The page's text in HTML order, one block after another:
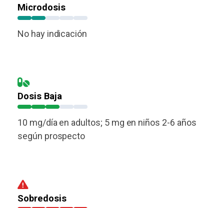
Microdosis
No hay indicación
Dosis Baja
10 mg/día en adultos; 5 mg en niños 2-6 años
según prospecto
Sobredosis